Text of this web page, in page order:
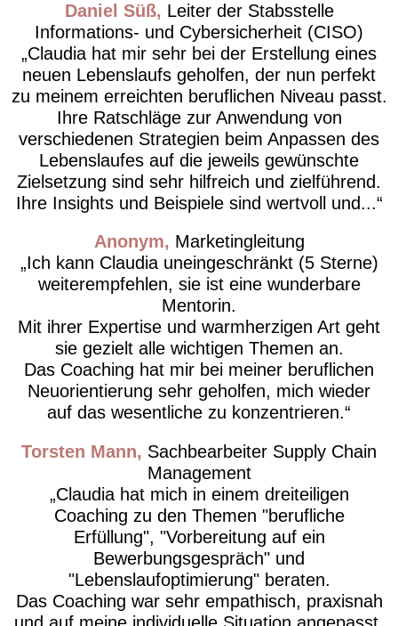
Daniel Süß
Leiter der Stabsstelle
Informations- und Cybersicherheit (CISO)
Claudia hat mir sehr bei der Erstellung eines
neuen Lebenslaufs geholfen, der nun perfekt
zu meinem erreichten beruflichen Niveau passt.
Ihre Ratschläge zur Anwendung von
verschiedenen Strategien beim Anpassen des
Lebenslaufes auf die jeweils gewünschte
Zielsetzung sind sehr hilfreich und zielführend.
Ihre Insights und Beispiele sind wertvoll und...
Anonym
Marketingleitung
Ich kann Claudia uneingeschränkt (5 Sterne)
weiterempfehlen, sie ist eine wunderbare
Mentorin.
Mit ihrer Expertise und warmherzigen Art geht
sie gezielt alle wichtigen Themen an.
Das Coaching hat mir bei meiner beruflichen
Neuorientierung sehr geholfen, mich wieder
auf das wesentliche zu konzentrieren.
Torsten Mann
Sachbearbeiter Supply Chain
Management
Claudia hat mich in einem dreiteiligen
Coaching zu den Themen "berufliche
Erfüllung", "Vorbereitung auf ein
Bewerbungsgespräch" und
"Lebenslaufoptimierung" beraten.
Das Coaching war sehr empathisch, praxisnah